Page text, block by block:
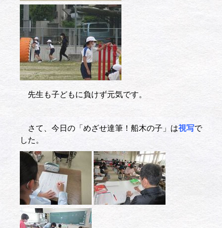
先生も子どもに負けず元気です。
さて、今日の「めざせ達筆！船木の子」は視写で
した。